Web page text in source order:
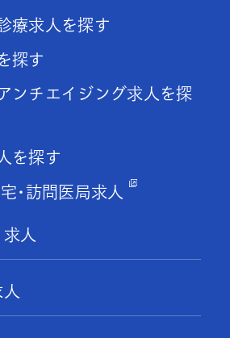
療求人を探す
探す
ンチエイジング求人を探
を探す
･訪問医局求人
人